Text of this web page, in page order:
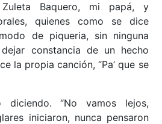
Zuleta Baquero, mi papá, y
quienes como se dice
de piqueria, sin ninguna
constancia de un hecho
la propia canción, “Pa’ que se
diciendo. “No vamos lejos,
iniciaron, nunca pensaron